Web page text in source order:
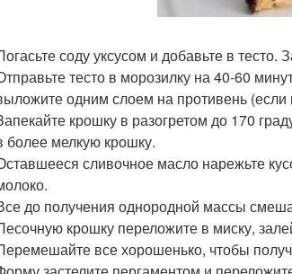
соду уксусом и добавьте в
тесто в морозилку на 40-60
одним слоем на противень
крошку в разогретом до 170
более мелкую крошку.
сливочное масло нарежьте
до получения однородной массы
крошку переложите в миску,
все хорошенько, чтобы